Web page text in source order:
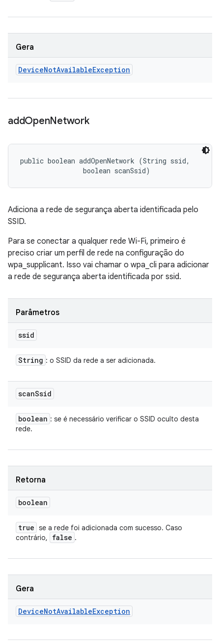
Gera
DeviceNotAvailableException
addOpenNetwork
public boolean addOpenNetwork (String ssid,
                boolean scanSsid)
Adiciona a rede de segurança aberta identificada pelo
SSID.
Para se conectar a qualquer rede Wi-Fi, primeiro é
preciso criar um perfil de rede na configuração do
wpa_supplicant. Isso vai chamar o wpa_cli para adicionar
a rede de segurança aberta identificada por ssid.
Parâmetros
ssid
String : o SSID da rede a ser adicionada.
scanSsid
boolean : se é necessário verificar o SSID oculto desta
rede.
Retorna
boolean
true se a rede foi adicionada com sucesso. Caso
contrário,
false .
Gera
DeviceNotAvailableException